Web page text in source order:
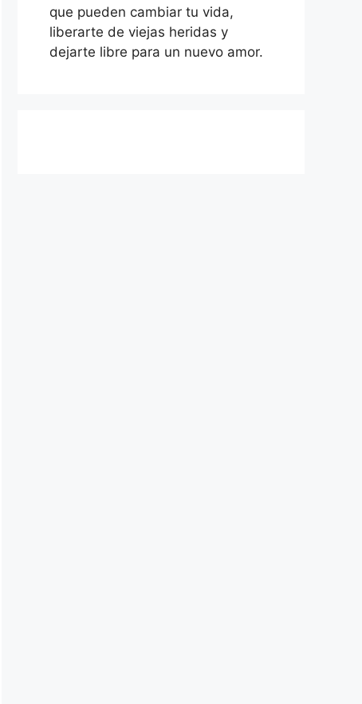
que pueden cambiar tu vida,
liberarte de viejas heridas y
dejarte libre para un nuevo amor.